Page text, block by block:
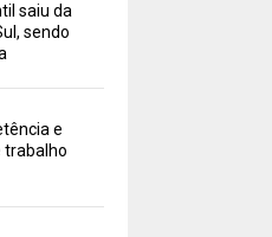
saiu da
sendo
e
trabalho